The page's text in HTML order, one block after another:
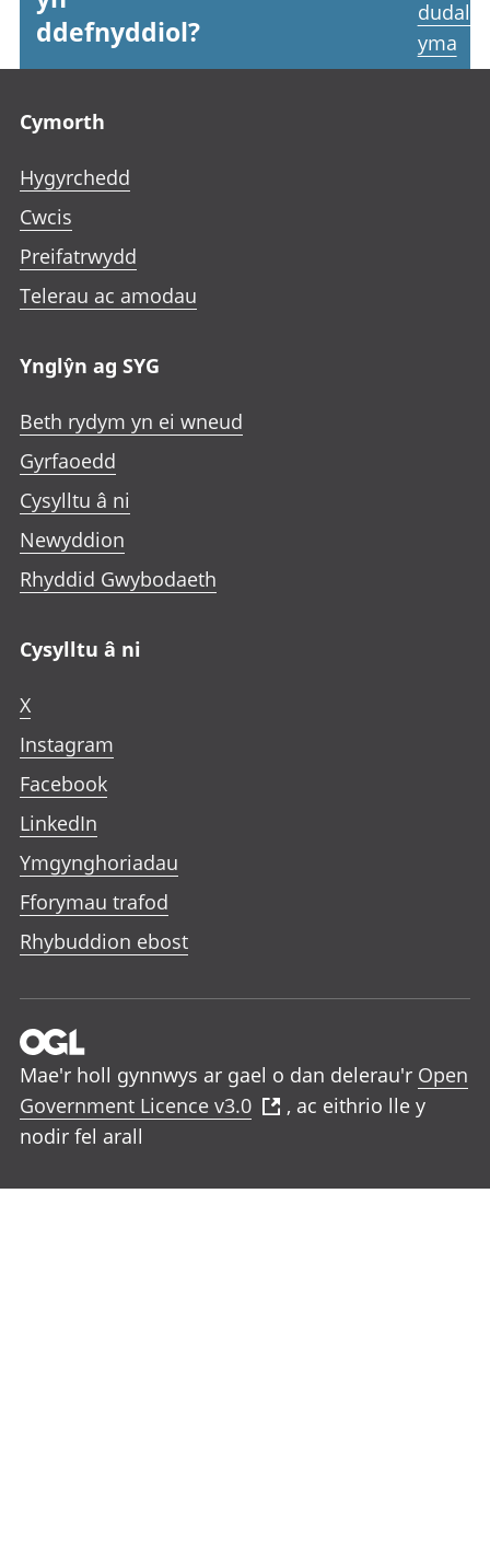
ddefnyddiol?
yma
Cymorth
Hygyrchedd
Cwcis
Preifatrwydd
Telerau ac amodau
Ynglŷn ag SYG
Beth rydym yn ei wneud
Gyrfaoedd
Cysylltu â ni
Newyddion
Rhyddid Gwybodaeth
Cysylltu â ni
X
Instagram
Facebook
LinkedIn
Ymgynghoriadau
Fforymau trafod
Rhybuddion ebost
Mae'r holl gynnwys ar gael o dan delerau'r Open
Government Licence v3.0
, ac eithrio lle y
nodir fel arall